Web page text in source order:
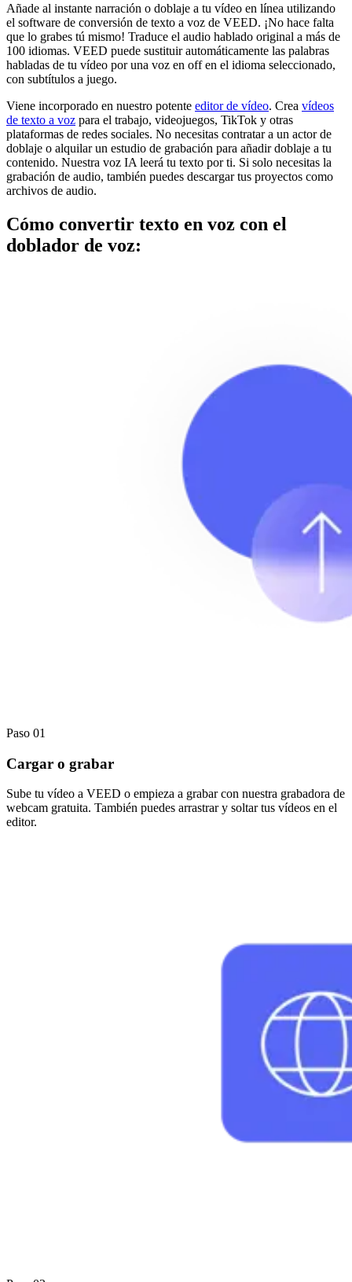
Añade al instante narración o doblaje a tu vídeo en línea utilizando
el software de conversión de texto a voz de VEED. ¡No hace falta
que lo grabes tú mismo! Traduce el audio hablado original a más de
100 idiomas. VEED puede sustituir automáticamente las palabras
habladas de tu vídeo por una voz en off en el idioma seleccionado,
con subtítulos a juego.
Viene incorporado en nuestro potente editor de vídeo. Crea vídeos
de texto a voz para el trabajo, videojuegos, TikTok y otras
plataformas de redes sociales. No necesitas contratar a un actor de
doblaje o alquilar un estudio de grabación para añadir doblaje a tu
contenido. Nuestra voz IA leerá tu texto por ti. Si solo necesitas la
grabación de audio, también puedes descargar tus proyectos como
archivos de audio.
Cómo convertir texto en voz con el
doblador de voz:
Paso 01
Cargar o grabar
Sube tu vídeo a VEED o empieza a grabar con nuestra grabadora de
webcam gratuita. También puedes arrastrar y soltar tus vídeos en el
editor.